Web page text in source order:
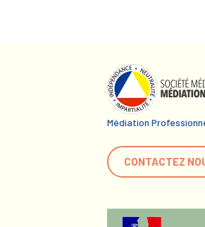
Médiation
CONTACTEZ